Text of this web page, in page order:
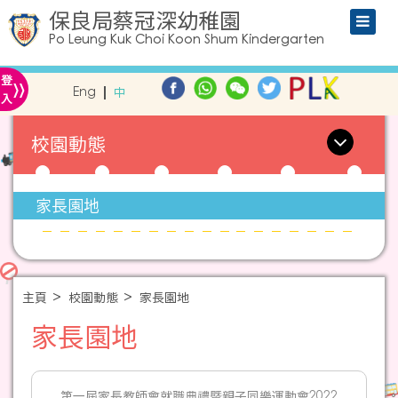
保良局蔡冠深幼稚園
Po Leung Kuk Choi Koon Shum Kindergarten
登
入» Eng 中
校園動態
家長園地
主頁 校園動態 家長園地
家長園地